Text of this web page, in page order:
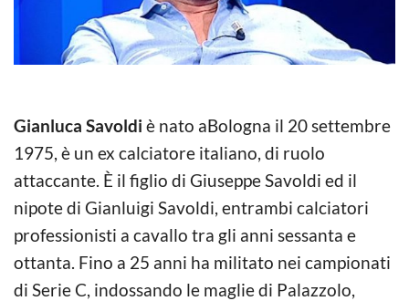
Gianluca Savoldi è nato aBologna il 20 settembre
1975, è un ex calciatore italiano, di ruolo
attaccante. È il figlio di Giuseppe Savoldi ed il
nipote di Gianluigi Savoldi, entrambi calciatori
professionisti a cavallo tra gli anni sessanta e
ottanta. Fino a 25 anni ha militato nei campionati
di Serie C, indossando le maglie di Palazzolo,